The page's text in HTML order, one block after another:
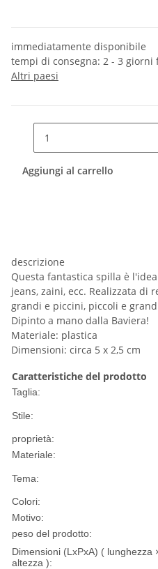
immediatamente disponibile
tempi di consegna: 2 - 3 giorni
Altri paesi
Aggiungi al carrello
descrizione
Questa fantastica spilla è
jeans, zaini, ecc. Realizzata di
grandi e piccini, piccoli e
Dipinto a mano dalla Baviera!
Materiale: plastica
Dimensioni: circa 5 x 2,5 cm
Caratteristiche del prodotto
Taglia:
Stile:
proprietà:
Materiale:
Tema:
Colori:
Motivo:
peso del prodotto:
Dimensioni (LxPxA) ( lunghezza
altezza ):